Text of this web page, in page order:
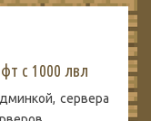
с 1000 лвл
сервера